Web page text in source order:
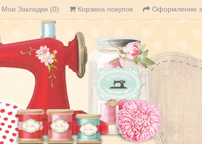
Мои Закладки (0) Корзина покупок Оформление